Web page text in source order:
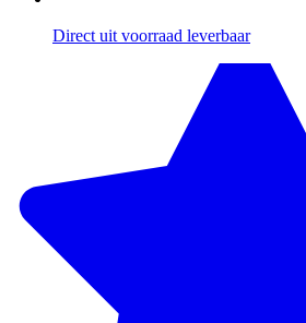
Direct uit voorraad leverbaar